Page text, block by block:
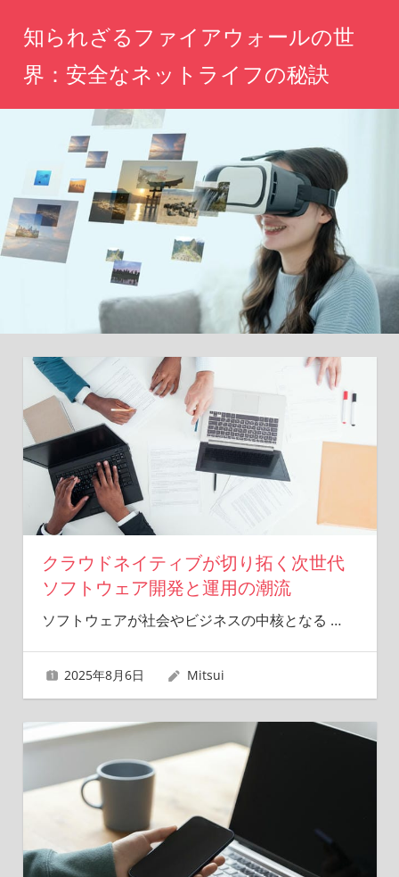
ツ
キ
ッ
プ
知られざるファイアウォールの世
界：安全なネットライフの秘訣
ネ
ッ
ト
生
活
未
知
キ
ュ
リ
力
へ。
クラウドネイティブが切り拓く次世代
ソフトウェア開発と運用の潮流
ソフトウェアが社会やビジネスの中核となる …
2025年8月6日 Mitsui